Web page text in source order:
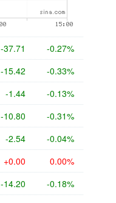
-37.71 -0.27%
-15.42 -0.33%
-1.44 -0.13%
-10.80 -0.31%
-2.54 -0.04%
+0.00 0.00%
-14.20 -0.18%